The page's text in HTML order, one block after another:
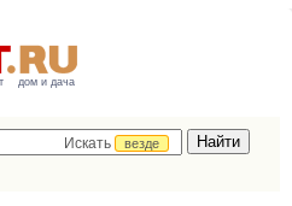
дом и дача
Искать
везде